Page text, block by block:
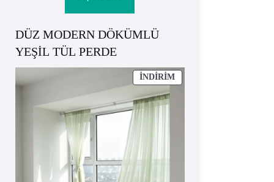
DÜZ MODERN DÖKÜMLÜ
YEŞİL TÜL PERDE
İNDIRIMİNDIRIMDEKI
ÜRÜN